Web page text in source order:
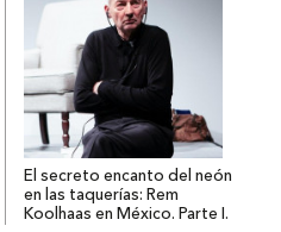
El secreto encanto del neón
en las taquerías: Rem
Koolhaas en México. Parte I.